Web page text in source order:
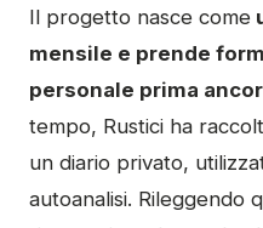
Il progetto nasce come
mensile e prende
personale prima
tempo, Rustici ha
un diario privato,
autoanalisi. Rileggendo